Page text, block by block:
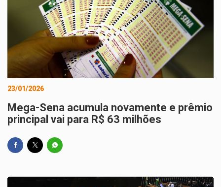
23/01/2026
Mega-Sena acumula novamente e prêmio
principal vai para R$ 63 milhões